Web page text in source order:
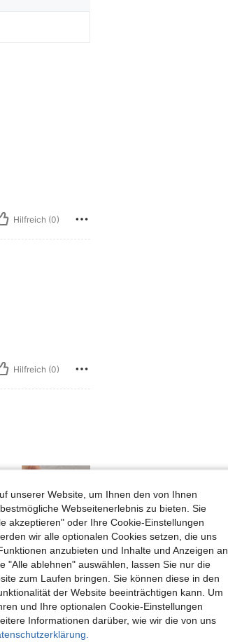
Hilfreich (0)
Hilfreich (0)
Hilfreich (1)
unserer Website, um Ihnen den von Ihnen
Webseitenerlebnis zu bieten. Sie
akzeptieren" oder Ihre Cookie-Einstellungen
wir alle optionalen Cookies setzen, die uns
anzubieten und Inhalte und Anzeigen an
"Alle ablehnen" auswählen, lassen Sie nur die
zum Laufen bringen. Sie können diese in den
der Website beeinträchtigen kann. Um
und Ihre optionalen Cookie-Einstellungen
Informationen darüber, wie wir die von uns